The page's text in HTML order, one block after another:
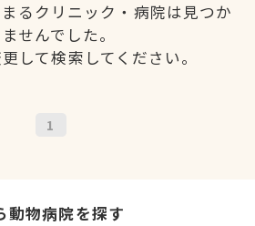
るクリニック・病院は見つか
せんでした。
して検索してください。
1
動物病院を探す